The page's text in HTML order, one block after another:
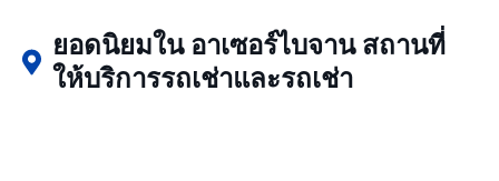
ยอดนิยมใน อาเซอร์ไบจาน สถานที่
ให้บริการรถเช่าและรถเช่า